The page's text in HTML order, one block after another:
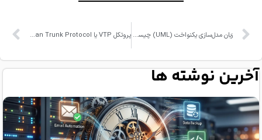
زبان مدل‌سازی یکنواخت (UML) چیست و چرا از آن استفاده می‌کنیم؟ پروتکل VTP یا Vlan Trunk Protocol چیست؟
نوشته ها